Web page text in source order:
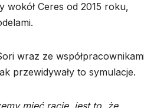
Ceres od 2015 roku,
wraz ze
przewidywały to symulacje.